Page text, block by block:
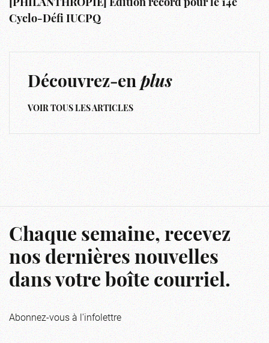
[PHILANTHROPIE] Édition record pour le 14e
Cyclo-Défi IUCPQ
Découvrez-enplus
VOIR TOUS LES ARTICLES
Chaque semaine, recevez
nos dernières nouvelles
dans votre boîte courriel.
Abonnez-vous à l'infolettre